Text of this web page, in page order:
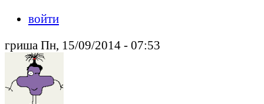
войти
гриша Пн, 15/09/2014 - 07:53